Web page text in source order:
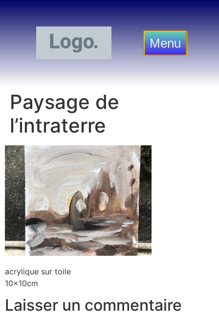
Menu
Paysage de
l’intraterre
acrylique sur toile
10x10cm
Laisser un commentaire